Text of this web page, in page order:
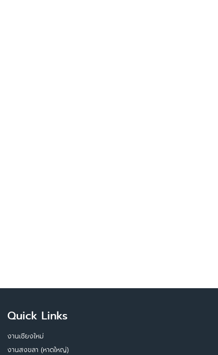
Quick Links
งานเชียงใหม่
งานสงขลา (หาดใหญ่)